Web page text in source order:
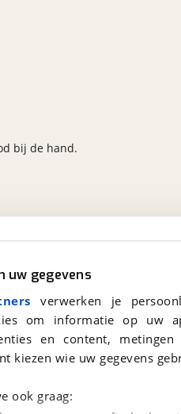
uw gegevens
verwerken je
om informatie op
en content,
kiezen wie uw gegevens
ook graag:
bij de hand.
Privacyverklaring